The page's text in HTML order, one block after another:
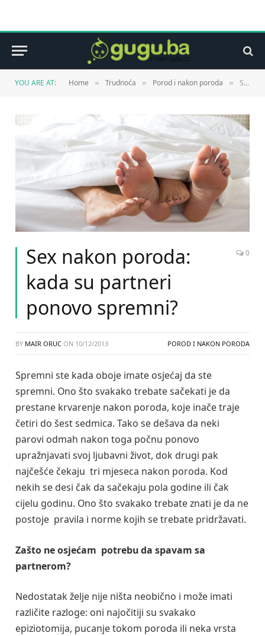
YOU ARE AT: Home » Trudnoća » Porod i nakon poroda » Sex nakon poroda: kada su partneri ponovo spremni?
Sex nakon poroda:
kada su partneri
ponovo spremni?
0
BY MAIR ORUC ON 10/12/2013 POROD I NAKON PORODA
Spremni ste kada oboje imate osjećaj da ste
spremni. Ono što svakako trebate sačekati je da
prestane krvarenje nakon poroda, koje inače traje
četiri do šest sedmica. Tako se dešava da neki
parovi odmah nakon toga počnu ponovo
upražnjavati svoj ljubavni život, dok drugi pak
najčešće čekaju tri mjeseca nakon poroda. Kod
nekih se desi čak da sačekaju pola godine ili čak
cijelu godinu. Ono što svakako trebate znati je da ne
postoje pravila i norme kojih se trebate pridržavati.
Zašto ne osjećam potrebu da spavam sa
partnerom?
Nedostatak želje nije ništa neobično i može imati
različite razloge: oni najočitiji su svakako
epiziotomija, pucanje tokom poroda ili neka vrsta